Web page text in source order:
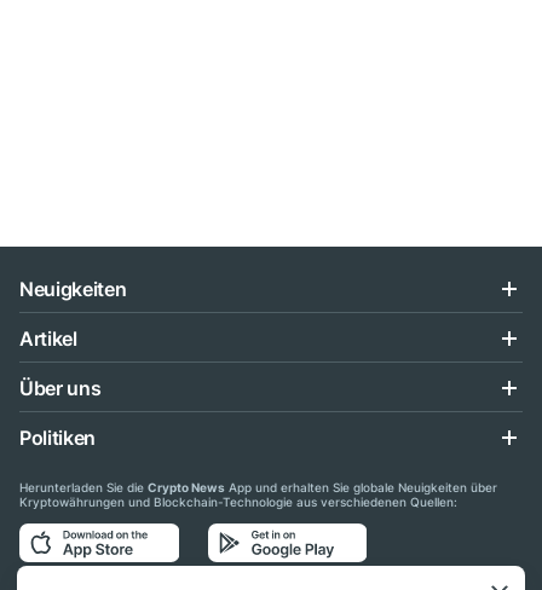
Neuigkeiten
Artikel
Über uns
Politiken
Herunterladen Sie die Crypto News App und erhalten Sie globale Neuigkeiten über
Kryptowährungen und Blockchain-Technologie aus verschiedenen Quellen: